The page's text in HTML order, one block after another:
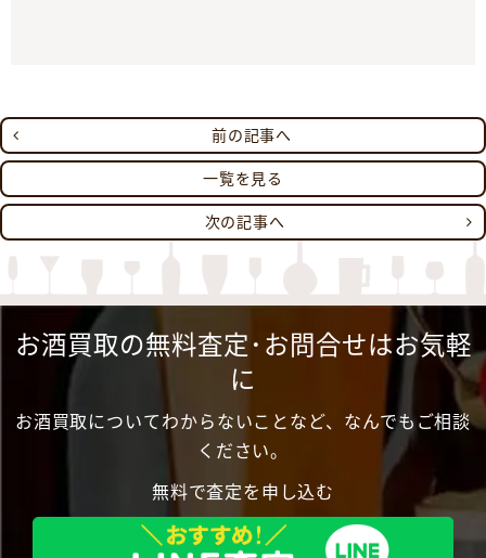
前の記事へ
一覧を見る
次の記事へ
お酒買取の無料査定･お問合せはお気軽
に
お酒買取についてわからないことなど、なんでもご相談
ください。
無料で査定を申し込む